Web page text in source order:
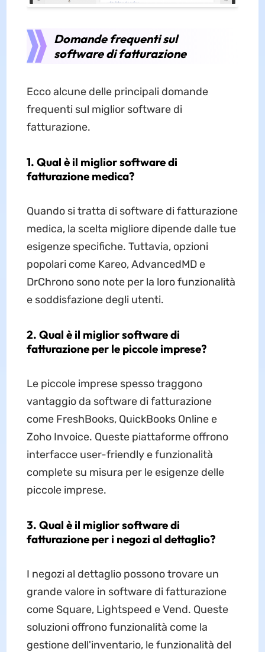
Domande frequenti sul
software di fatturazione
Ecco alcune delle principali domande
frequenti sul miglior software di
fatturazione.
1. Qual è il miglior software di
fatturazione medica?
Quando si tratta di software di fatturazione
medica, la scelta migliore dipende dalle tue
esigenze specifiche. Tuttavia, opzioni
popolari come Kareo, AdvancedMD e
DrChrono sono note per la loro funzionalità
e soddisfazione degli utenti.
2. Qual è il miglior software di
fatturazione per le piccole imprese?
Le piccole imprese spesso traggono
vantaggio da software di fatturazione
come FreshBooks, QuickBooks Online e
Zoho Invoice. Queste piattaforme offrono
interfacce user-friendly e funzionalità
complete su misura per le esigenze delle
piccole imprese.
3. Qual è il miglior software di
fatturazione per i negozi al dettaglio?
I negozi al dettaglio possono trovare un
grande valore in software di fatturazione
come Square, Lightspeed e Vend. Queste
soluzioni offrono funzionalità come la
gestione dell'inventario, le funzionalità del